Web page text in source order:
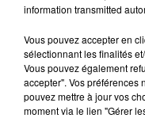
100% Radio les
4 août 2025 - 4 min
LES INFOS DU
information transmitted
Vous pouvez accepter en
sélectionnant les finalités
Vous pouvez également
accepter". Vos préférences
pouvez mettre à jour vos
moment via le lien "Gérer